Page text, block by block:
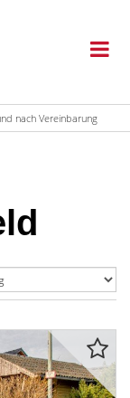
nach Vereinbarung